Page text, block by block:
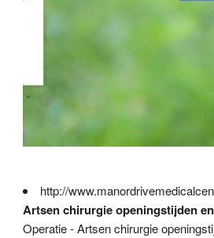
http://
Artsen chirurgie openingstijden
Operatie - Artsen chirurgie